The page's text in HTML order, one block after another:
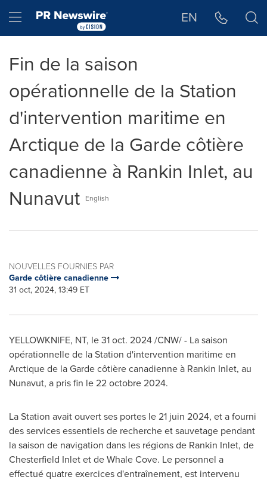
Hamburger menu EN
Fin de la saison
opérationnelle de la Station
d'intervention maritime en
Arctique de la Garde côtière
canadienne à Rankin Inlet, au
Nunavut English
NOUVELLES FOURNIES PAR
Garde côtière canadienne
31 oct, 2024, 13:49 ET
YELLOWKNIFE, NT, le31 oct. 2024/CNW/ - La saison
opérationnelle de la Station d'intervention maritime en
Arctique de la Garde côtière canadienne à Rankin Inlet, au
Nunavut, a pris fin le 22 octobre 2024.
La Station avait ouvert ses portes le 21 juin 2024, eta fourni
des services essentiels de recherche et sauvetage pendant
la saison de navigation dans les régions de Rankin Inlet, de
Chesterfield Inletet deWhale Cove. Le personnel a
effectué quatre exercices d'entraînement, est intervenu